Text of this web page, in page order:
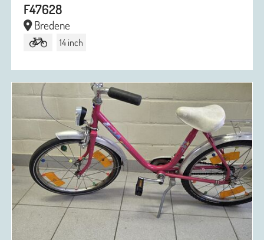
F47628
Bredene
14 inch